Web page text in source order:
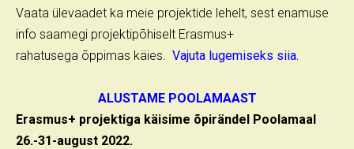
Vaata ülevaadet ka meie projektide lehelt, sest enamuse
info saamegi projektipõhiselt Erasmus+
rahatusega õppimas käies. Vajuta lugemiseks siia.
ALUSTAME POOLAMAAST
Erasmus+ projektiga käisime õpirändel Poolamaal
26.-31-august 2022.